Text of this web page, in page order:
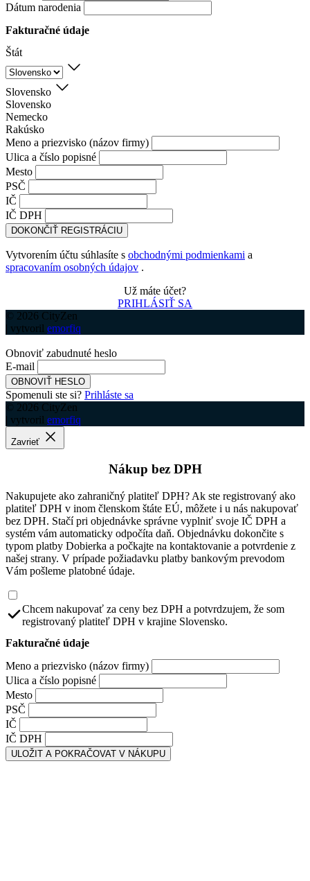
Dátum narodenia
Fakturačné údaje
Štát
Slovensko
Slovensko
Nemecko
Rakúsko
Meno a priezvisko (názov firmy)
Ulica a číslo popisné
Mesto
PSČ
IČ
IČ DPH
DOKONČIŤ REGISTRÁCIU
Vytvorením účtu súhlasíte s obchodnými podmienkami a
spracovaním osobných údajov .
Už máte účet?
PRIHLÁSIŤ SA
© 2026 CityZen
| vytvoril emorfiq
Obnoviť zabudnuté heslo
E-mail
OBNOVIŤ HESLO
Spomenuli ste si? Prihláste sa
© 2026 CityZen
| vytvoril emorfiq
Zavrieť
Nákup bez DPH
Nakupujete ako zahraničný platiteľ DPH? Ak ste registrovaný ako
platiteľ DPH v inom členskom štáte EÚ, môžete i u nás nakupovať
bez DPH. Stačí pri objednávke správne vyplniť svoje IČ DPH a
systém vám automaticky odpočíta daň. Objednávku dokončite s
typom platby Dobierka a počkajte na kontaktovanie a potvrdenie z
našej strany. V prípade požiadavku platby bankovým prevodom
Vám pošleme platobné údaje.
Chcem nakupovať za ceny bez DPH a potvrdzujem, že som
registrovaný platiteľ DPH v krajine Slovensko.
Fakturačné údaje
Meno a priezvisko (názov firmy)
Ulica a číslo popisné
Mesto
PSČ
IČ
IČ DPH
ULOŽIT A POKRAČOVAT V NÁKUPU